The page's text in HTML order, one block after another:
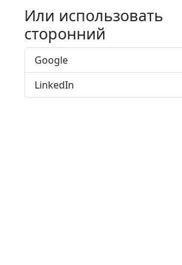
Или использовать
сторонний
Google
LinkedIn